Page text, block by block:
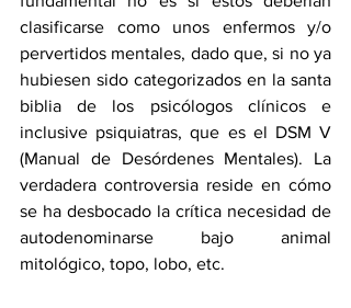
clasificarse como unos enfermos y/o
pervertidos mentales, dado que, si no ya
hubiesen sido categorizados en la santa
biblia de los psicólogos clínicos e
inclusive psiquiatras, que es el DSM V
(Manual de Desórdenes Mentales). La
verdadera controversia reside en cómo
se ha desbocado la crítica necesidad de
autodenominarse bajo animal
mitológico, topo, lobo, etc.